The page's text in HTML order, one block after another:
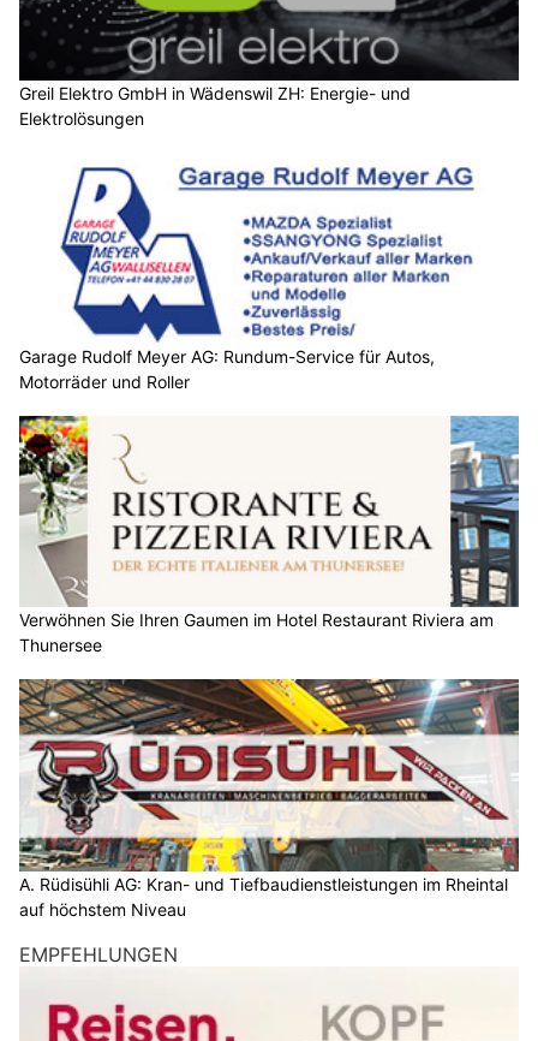
Greil Elektro GmbH in Wädenswil ZH: Energie- und
Elektrolösungen
Garage Rudolf Meyer AG: Rundum-Service für Autos,
Motorräder und Roller
Verwöhnen Sie Ihren Gaumen im Hotel Restaurant Riviera am
Thunersee
A. Rüdisühli AG: Kran- und Tiefbaudienstleistungen im Rheintal
auf höchstem Niveau
EMPFEHLUNGEN